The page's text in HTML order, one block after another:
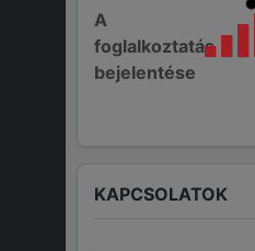
A
foglalkoztatás
bejelentése
KAPCSOLATOK